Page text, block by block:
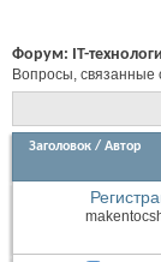
Форум: IT-
Вопросы, связанные
Заголовок / Автор